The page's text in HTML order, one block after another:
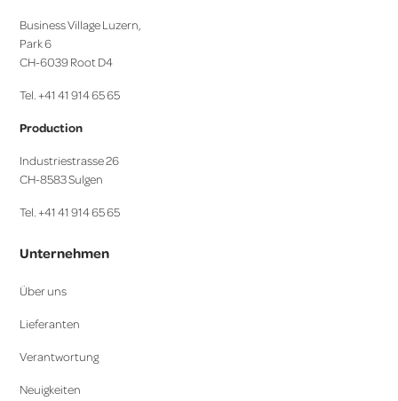
Business Village Luzern,
Park 6
CH-6039 Root D4
Tel. +41 41 914 65 65
Production
Industriestrasse 26
CH-8583 Sulgen
Tel. +41 41 914 65 65
Unternehmen
Über uns
Lieferanten
Verantwortung
Neuigkeiten